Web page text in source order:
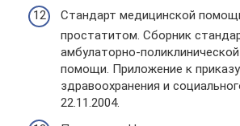
Стандарт медицинской
простатитом. Сборник
амбулаторно-
помощи. Приложение к
здравоохранения и
22.11.2004.